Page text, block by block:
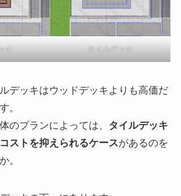
キ タイルデッキ
デッキはウッドデッキよりも高価だ
。
のプランによっては、 タイルデッキ
ストを抑えられるケースがあるのを
。